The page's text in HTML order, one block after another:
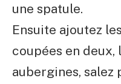
une spatule.
Ensuite ajoutez
coupées en
aubergines, salez